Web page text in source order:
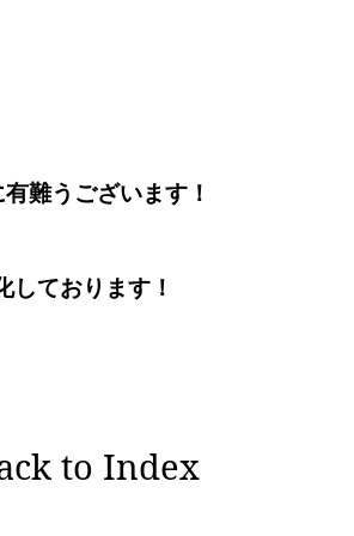
難うございます！
ております！
to Index